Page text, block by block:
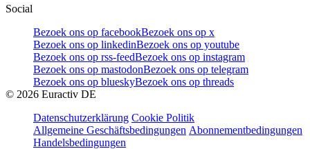
Social
Bezoek ons op facebookBezoek ons op x
Bezoek ons op linkedinBezoek ons op youtube
Bezoek ons op rss-feedBezoek ons op instagram
Bezoek ons op mastodonBezoek ons op telegram
Bezoek ons op blueskyBezoek ons op threads
© 2026 Euractiv DE
Datenschutzerklärung Cookie Politik
Allgemeine Geschäftsbedingungen Abonnementbedingungen
Handelsbedingungen